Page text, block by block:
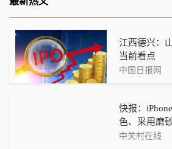
江西德兴：
当前看点
中国日报网
快报：
色、采用磨
中关村在线